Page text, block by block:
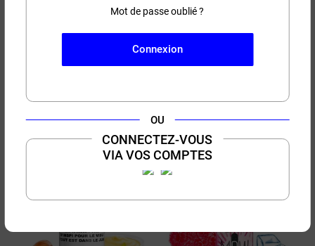
Mot de passe oublié ?
Connexion
OU
CONNECTEZ-VOUS
VIA VOS COMPTES
10 ml
Projet Lenny Vape Or DIY
Base 30/70 Vape Or DiY 1
12,50 €
RUPTURE DE STOCK